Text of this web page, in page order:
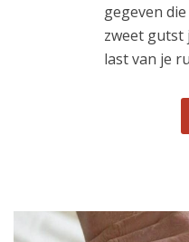
gegeven
zweet gutst
last van je